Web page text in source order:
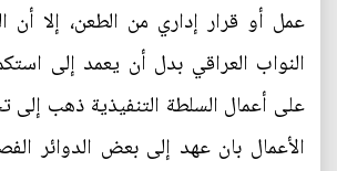
عمل أو قرار إداري من الطعن، إلا
النواب العراقي بدل أن يعمد إلى
على أعمال السلطة التنفيذية ذهب
الأعمال بان عهد إلى بعض الدوائر